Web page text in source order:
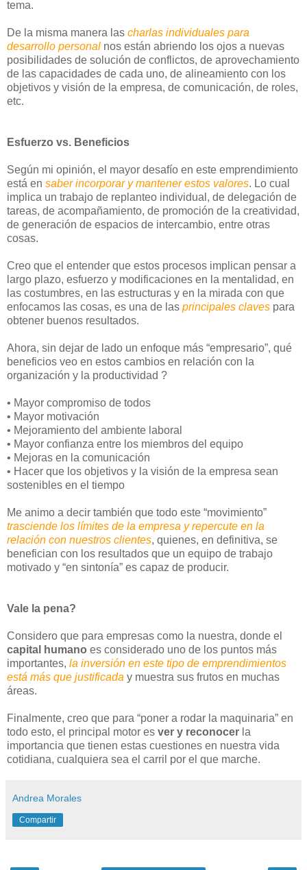
tema.
De la misma manera las charlas individuales para
desarrollo personal nos están abriendo los ojos a nuevas
posibilidades de solución de conflictos, de aprovechamiento
de las capacidades de cada uno, de alineamiento con los
objetivos y visión de la empresa, de comunicación, de roles,
etc.
Esfuerzo vs. Beneficios
Según mi opinión, el mayor desafío en este emprendimiento
está en saber incorporar y mantener estos valores. Lo cual
implica un trabajo de replanteo individual, de delegación de
tareas, de acompañamiento, de promoción de la creatividad,
de generación de espacios de intercambio, entre otras
cosas.
Creo que el entender que estos procesos implican pensar a
largo plazo, esfuerzo y modificaciones en la mentalidad, en
las costumbres, en las estructuras y en la mirada con que
enfocamos las cosas, es una de las principales claves para
obtener buenos resultados.
Ahora, sin dejar de lado un enfoque más “empresario”, qué
beneficios veo en estos cambios en relación con la
organización y la productividad ?
• Mayor compromiso de todos
• Mayor motivación
• Mejoramiento del ambiente laboral
• Mayor confianza entre los miembros del equipo
• Mejoras en la comunicación
• Hacer que los objetivos y la visión de la empresa sean
sostenibles en el tiempo
Me animo a decir también que todo este “movimiento”
trasciende los límites de la empresa y repercute en la
relación con nuestros clientes, quienes, en definitiva, se
benefician con los resultados que un equipo de trabajo
motivado y “en sintonía” es capaz de producir.
Vale la pena?
Considero que para empresas como la nuestra, donde el
capital humano es considerado uno de los puntos más
importantes, la inversión en este tipo de emprendimientos
está más que justificada y muestra sus frutos en muchas
áreas.
Finalmente, creo que para “poner a rodar la maquinaria” en
todo esto, el principal motor es ver y reconocer la
importancia que tienen estas cuestiones en nuestra vida
cotidiana, cualquiera sea el carril por el que marche.
Andrea Morales
Compartir